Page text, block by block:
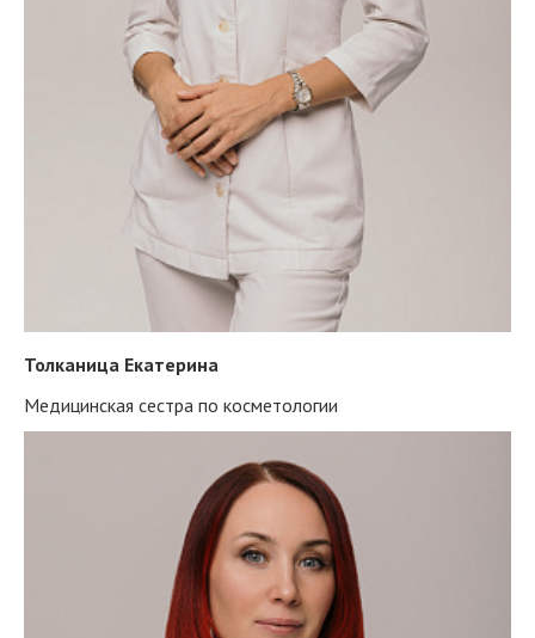
Толканица Екатерина
Медицинская сестра по косметологии